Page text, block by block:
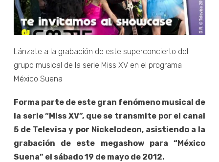
Lánzate a la grabación de este superconcierto del
grupo musical de la serie Miss XV en el programa
México Suena
Forma parte de este gran fenómeno musical de
la serie “Miss XV”, que se transmite por el canal
5 de Televisa y por Nickelodeon, asistiendo a la
grabación de este megashow para “México
Suena” el sábado 19 de mayo de 2012.